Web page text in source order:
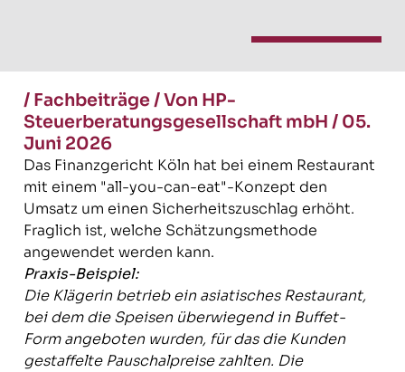
/ Fachbeiträge/Von HP-
Steuerberatungsgesellschaft mbH / 05.
Juni 2026
Das Finanzgericht Köln hat bei einem Restaurant
mit einem "all-you-can-eat"-Konzept den
Umsatz um einen Sicherheitszuschlag erhöht.
Fraglich ist, welche Schätzungsmethode
angewendet werden kann.
Praxis-Beispiel:
Die Klägerin betrieb ein asiatisches Restaurant,
bei dem die Speisen überwiegend in Buffet-
Form angeboten wurden, für das die Kunden
gestaffelte Pauschalpreise zahlten. Die